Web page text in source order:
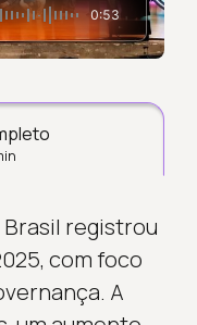
0:53
Brasil registrou
com foco
A